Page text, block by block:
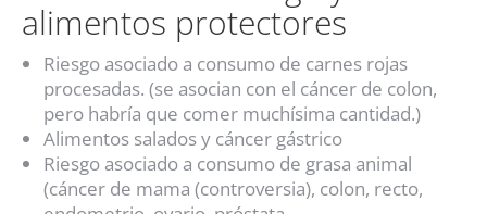
alimentos protectores
Riesgo asociado a consumo de carnes rojas
procesadas. (se asocian con el cáncer de colon,
pero habría que comer muchísima cantidad.)
Alimentos salados y cáncer gástrico
Riesgo asociado a consumo de grasa animal
(cáncer de mama (controversia), colon, recto,